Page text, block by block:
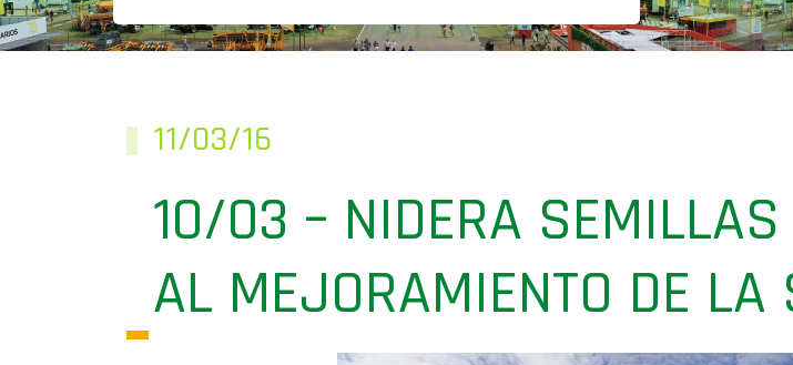
11/03/16
10/03 – NIDERA SEMILLAS
AL MEJORAMIENTO DE LA